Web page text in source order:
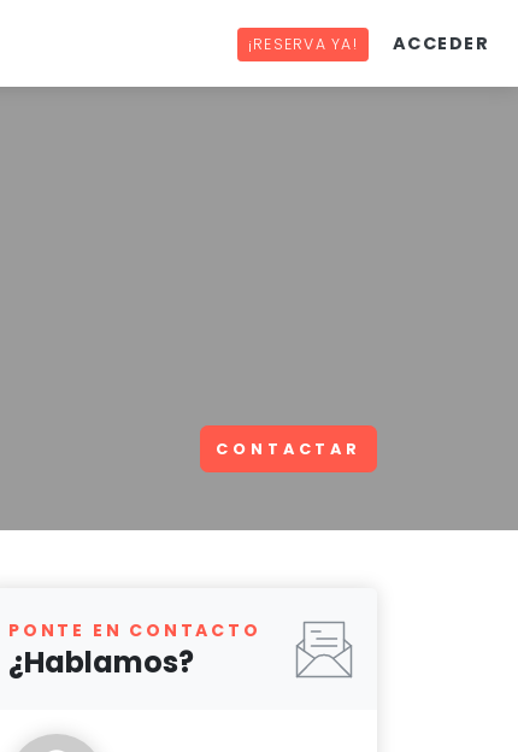
¡RESERVA YA! ACCEDER
CONTACTAR
PONTE EN CONTACTO
¿Hablamos?